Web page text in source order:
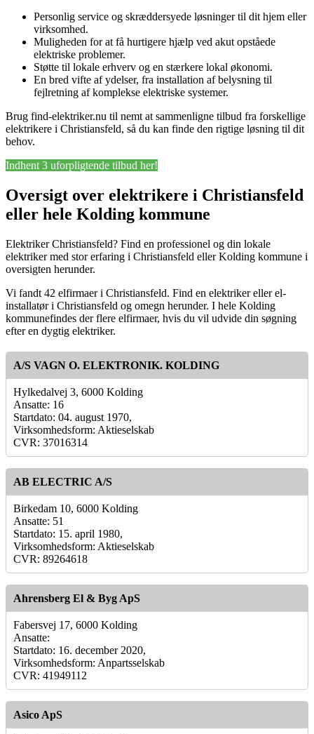
Personlig service og skræddersyede løsninger til dit hjem eller
virksomhed.
Muligheden for at få hurtigere hjælp ved akut opståede
elektriske problemer.
Støtte til lokale erhverv og en stærkere lokal økonomi.
En bred vifte af ydelser, fra installation af belysning til
fejlretning af komplekse elektriske systemer.
Brug find-elektriker.nu til nemt at sammenligne tilbud fra forskellige
elektrikere i Christiansfeld, så du kan finde den rigtige løsning til dit
behov.
Indhent 3 uforpligtende tilbud her!
Oversigt over elektrikere i Christiansfeld
eller hele Kolding kommune
Elektriker Christiansfeld? Find en professionel og din lokale
elektriker med stor erfaring i Christiansfeld eller Kolding kommune i
oversigten herunder.
Vi fandt 42 elfirmaer i Christiansfeld. Find en elektriker eller el-
installatør i Christiansfeld og omegn herunder. I hele Kolding
kommunefindes der flere elfirmaer, hvis du vil udvide din søgning
efter en dygtig elektriker.
A/S VAGN O. ELEKTRONIK. KOLDING
Hylkedalvej 3, 6000 Kolding
Ansatte: 16
Startdato: 04. august 1970,
Virksomhedsform: Aktieselskab
CVR: 37016314
AB ELECTRIC A/S
Birkedam 10, 6000 Kolding
Ansatte: 51
Startdato: 15. april 1980,
Virksomhedsform: Aktieselskab
CVR: 89264618
Ahrensberg El & Byg ApS
Fabersvej 17, 6000 Kolding
Ansatte:
Startdato: 16. december 2020,
Virksomhedsform: Anpartsselskab
CVR: 41949112
Asico ApS